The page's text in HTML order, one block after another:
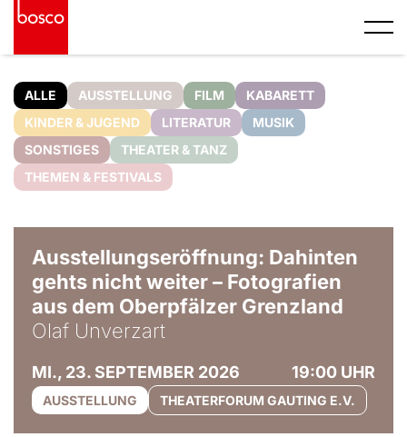
ALLE AUSSTELLUNG FILM
KABARETT
KINDER & JUGEND
LITERATUR
MUSIK
SONSTIGES
THEATER & TANZ
THEMEN & FESTIVALS
Ausstellungseröffnung: Dahinten
gehts nicht weiter – Fotografien
aus dem Oberpfälzer Grenzland
Olaf Unverzart
MI., 23. SEPTEMBER 2026 19:00 UHR
AUSSTELLUNG THEATERFORUM GAUTING E.V.